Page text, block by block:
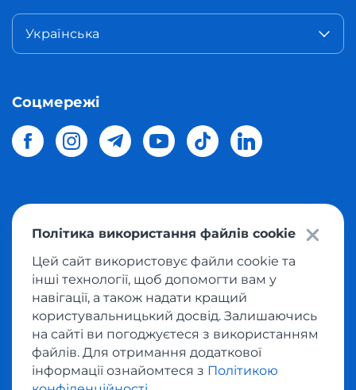
Українська
Соцмережі
магазинів світу в Україну.Всі права захищені
Політика конфіденційності
Публічна оферта
Умови користування сервісом викупу товарів
Політика використання файлів cookie
Цей сайт використовує файли cookie та
інші технології, щоб допомогти вам у
навігації, а також надати кращий
користувальницький досвід. Залишаючись
на сайті ви погоджуєтеся з використанням
файлів. Для отримання додаткової
інформації ознайомтеся з Політикою